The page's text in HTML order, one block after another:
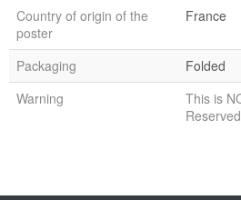
Country of origin of the
poster
France
Packaging
Folded
Warning
This is
Reserved